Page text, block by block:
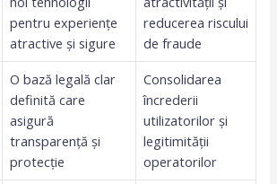
pentru experiențe
atractive și sigure
reducerea riscului
de fraude
O bază legală clar
definită care
asigură
transparență și
protecție
Consolidarea
încrederii
utilizatorilor și
legitimității
operatorilor